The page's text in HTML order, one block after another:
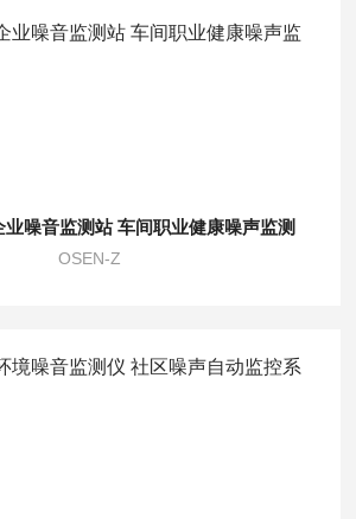
噪音监测站 车间职业健康噪声监测
OSEN-Z